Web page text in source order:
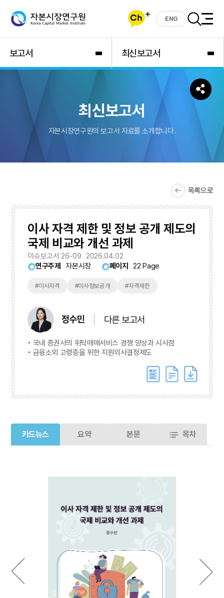
ENG
보고서 최신보고서
최신보고서
자본시장연구원의 보고서 자료를 소개합니다.
목록으로
이사 자격 제한 및 정보 공개 제도의
국제 비교와 개선 과제
이슈보고서 26-09 2026.04.02
연구주제
자본시장 페이지 22 Page
#이사자격 #이사정보공개 #자격제한
정수민 다른 보고서
국내 증권사의 위탁매매서비스 경쟁 양상과 시사점
금융소외 고령층을 위한 지원의사결정제도
카드뉴스 요약 본문 목차